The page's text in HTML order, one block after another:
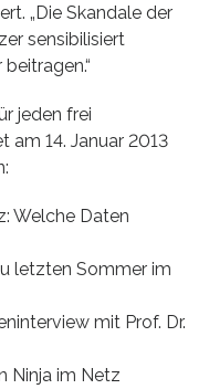
„Die Skandale der
sensibilisiert
jeden frei
am 14. Januar 2013
Welche Daten
letzten Sommer im
mit Prof. Dr.
Ninja im Netz